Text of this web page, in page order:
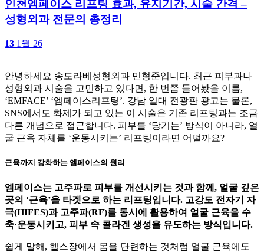
인천엠페이스 리프팅 효과, 유지기간, 시술 간격 –
성형외과 전문의 총정리
13 1월 26
안녕하세요 송도라베성형외과 민형준입니다. 최근 피부과나
성형외과 시술을 고민하고 있다면, 한 번쯤 들어봤을 이름,
‘EMFACE’ ‘엠페이스리프팅’. 강남 일대 전광판 광고는 물론,
SNS에서도 화제가 되고 있는 이 시술은 기존 리프팅과는 조금
다른 개념으로 접근합니다. 피부를 ‘당기는’ 방식이 아니라, 얼
굴 근육 자체를 ‘운동시키는’ 리프팅이라면 어떨까요?
근육까지 강화하는 엠페이스의 원리
엠페이스는 고주파로 피부를 개선시키는 것과 함께, 얼굴 깊은
곳의 ‘근육’을 타겟으로 하는 리프팅입니다. 고강도 전자기 자
극(HIFES)과 고주파(RF)를 동시에 활용하여 얼굴 근육을 수
축·운동시키고, 피부 속 콜라겐 생성을 유도하는 방식입니다.
쉽게 말해, 헬스장에서 몸을 단련하는 것처럼 얼굴 근육에도